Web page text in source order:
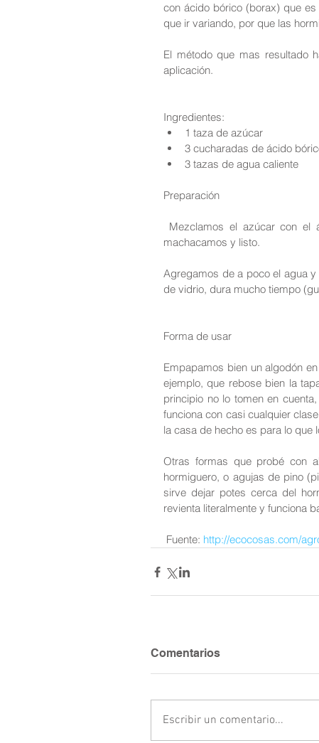
con ácido bórico (borax) que
que ir variando, por que las
El método que mas resultado
aplicación.
Ingredientes:
1 taza de azúcar
3 cucharadas de ácido
3 tazas de agua caliente
Preparación
machacamos y listo.
Agregamos de a poco el agua
de vidrio, dura mucho tiempo
Forma de usar
Empapamos bien un algodón
ejemplo, que rebose bien la
principio no lo tomen en
funciona con casi cualquier
la casa de hecho es para lo que
Otras formas que probé con
hormiguero, o agujas de pino
sirve dejar potes cerca del
revienta literalmente y funciona
Fuente: http://ecocosas.com/
Comentarios
Escribir un comentario...